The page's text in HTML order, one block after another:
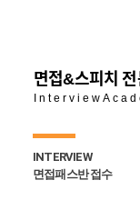
친절한
CHOO
면접&스피치 전
INTERVIEW
면접패스반 접수